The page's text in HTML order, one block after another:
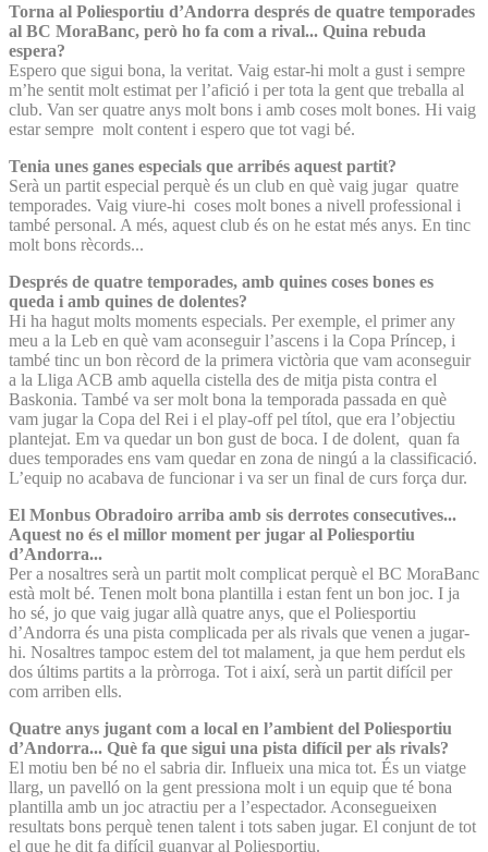
Torna al Poliesportiu d’Andorra després de quatre temporades
al BC MoraBanc, però ho fa com a rival... Quina rebuda
espera?
Espero que sigui bona, la veritat. Vaig estar-hi molt a gust i sempre
m’he sentit molt estimat per l’afició i per tota la gent que treballa al
club. Van ser quatre anys molt bons i amb coses molt bones. Hi vaig
estar sempre molt content i espero que tot vagi bé.
Tenia unes ganes especials que arribés aquest partit?
Serà un partit especial perquè és un club en què vaig jugar quatre
temporades. Vaig viure-hi coses molt bones a nivell professional i
també personal. A més, aquest club és on he estat més anys. En tinc
molt bons rècords...
Després de quatre temporades, amb quines coses bones es
queda i amb quines de dolentes?
Hi ha hagut molts moments especials. Per exemple, el primer any
meu a la Leb en què vam aconseguir l’ascens i la Copa Príncep, i
també tinc un bon rècord de la primera victòria que vam aconseguir
a la Lliga ACB amb aquella cistella des de mitja pista contra el
Baskonia. També va ser molt bona la temporada passada en què
vam jugar la Copa del Rei i el play-off pel títol, que era l’objectiu
plantejat. Em va quedar un bon gust de boca. I de dolent, quan fa
dues temporades ens vam quedar en zona de ningú a la classificació.
L’equip no acabava de funcionar i va ser un final de curs força dur.
El Monbus Obradoiro arriba amb sis derrotes consecutives...
Aquest no és el millor moment per jugar al Poliesportiu
d’Andorra...
Per a nosaltres serà un partit molt complicat perquè el BC MoraBanc
està molt bé. Tenen molt bona plantilla i estan fent un bon joc. I ja
ho sé, jo que vaig jugar allà quatre anys, que el Poliesportiu
d’Andorra és una pista complicada per als rivals que venen a jugar-
hi. Nosaltres tampoc estem del tot malament, ja que hem perdut els
dos últims partits a la pròrroga. Tot i així, serà un partit difícil per
com arriben ells.
Quatre anys jugant com a local en l’ambient del Poliesportiu
d’Andorra... Què fa que sigui una pista difícil per als rivals?
El motiu ben bé no el sabria dir. Influeix una mica tot. És un viatge
llarg, un pavelló on la gent pressiona molt i un equip que té bona
plantilla amb un joc atractiu per a l’espectador. Aconsegueixen
resultats bons perquè tenen talent i tots saben jugar. El conjunt de tot
el que he dit fa difícil guanyar al Poliesportiu.